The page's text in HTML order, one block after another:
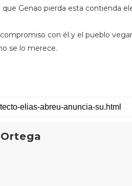
Genao pierda esta contienda
con él y el pueblo
se lo merece.